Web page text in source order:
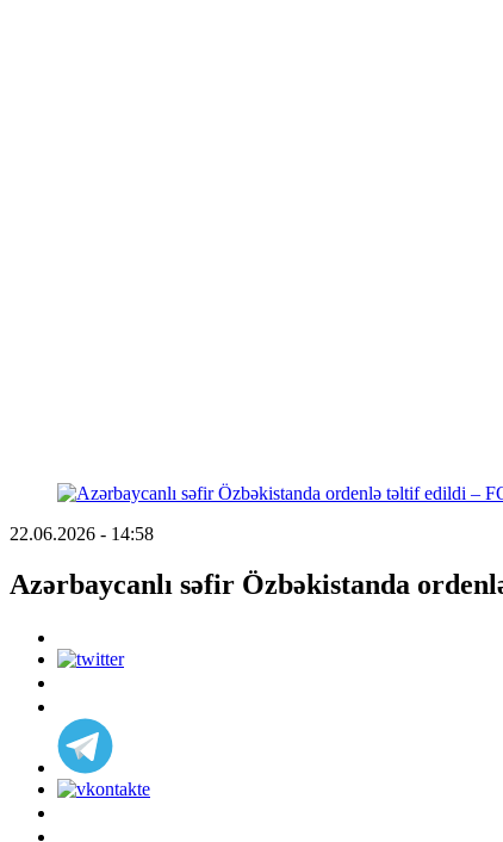
22.06.2026 - 14:58
Azərbaycanlı səfir Özbəkistanda